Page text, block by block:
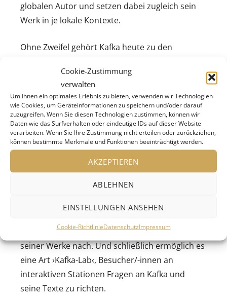
Cookie-Zustimmung
verwalten
Um Ihnen ein optimales Erlebnis zu bieten, verwenden wir Technologien
wie Cookies, um Geräteinformationen zu speichern und/oder darauf
zuzugreifen. Wenn Sie diesen Technologien zustimmen, können wir
Daten wie das Surfverhalten oder eindeutige IDs auf dieser Website
verarbeiten. Wenn Sie Ihre Zustimmung nicht erteilen oder zurückziehen,
können bestimmte Merkmale und Funktionen beeinträchtigt werden.
AKZEPTIEREN
ABLEHNEN
EINSTELLUNGEN ANSEHEN
Cookie-RichtlinieDatenschutzImpressum
globalen Autor und setzen dabei zugleich sein
Werk in je lokale Kontexte.
Ohne Zweifel gehört Kafka heute zu den
rätselhaftesten Autoren der Weltliteratur. Wie
wurden und werden seine Texte gelesen? Was
macht Kafka und seine Texte so attraktiv für die
Übertragung in die verschiedensten Genres und
Medien, vom Film über den Comic bis zum
Computer-Game? Antworten sucht die
interaktive Ausstellung im Literaturmuseum der
Moderne im Blick auf Kafkas Herkunft und Leben
im Prager Schmelztiegel, auf seine Lektüren und
Verfahren, seine Wort- und Bildwelten. Vor allem
produktiven und künstlerischen Rezeption
seiner Werke nach. Und schließlich ermöglich es
eine Art ›Kafka-Lab‹, Besucher/-innen an
interaktiven Stationen Fragen an Kafka und
seine Texte zu richten.